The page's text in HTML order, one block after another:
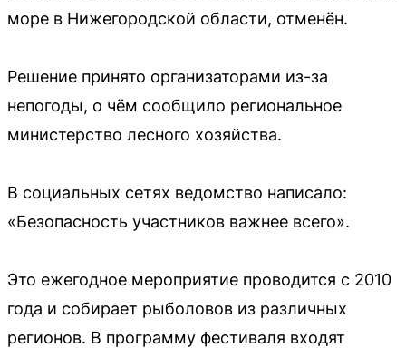
море в Нижегородской области, отменён.
Решение принято организаторами из-за
непогоды, о чём сообщило региональное
министерство лесного хозяйства.
В социальных сетях ведомство написало:
«Безопасность участников важнее всего».
Это ежегодное мероприятие проводится с 2010
года и собирает рыболовов из различных
регионов. В программу фестиваля входят